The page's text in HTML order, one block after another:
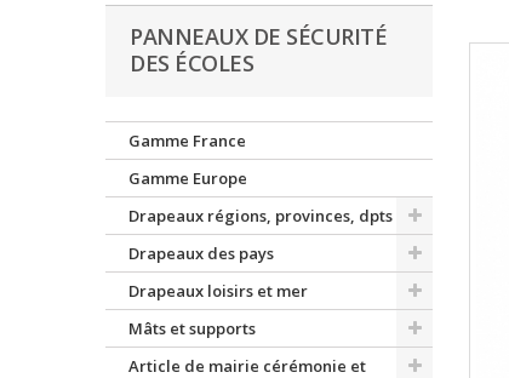
PANNEAUX DE SÉCURITÉ
DES ÉCOLES
Gamme France
Gamme Europe
Drapeaux régions, provinces, dpts
Drapeaux des pays
Drapeaux loisirs et mer
Mâts et supports
Article de mairie cérémonie et